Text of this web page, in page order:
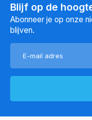
Blijf op de
Abonneer je op onze
blijven.